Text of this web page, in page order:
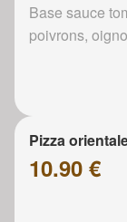
Base sauce
poivrons,
Pizza
10.90 €